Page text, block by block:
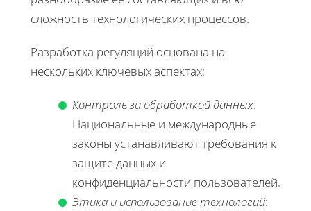
сложность технологических процессов.
Разработка регуляций основана на
нескольких ключевых аспектах:
Контроль за обработкой данных:
Национальные и международные
законы устанавливают требования к
защите данных и
конфиденциальности пользователей.
Этика и использование технологий: